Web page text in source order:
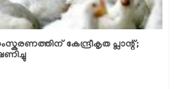
കേന്ദ്രീകൃത പ്ലാന്റ്;